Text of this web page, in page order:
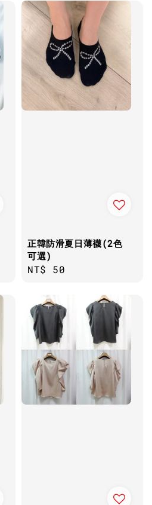
正韓防滑夏日薄襪(2色
可選)
Regular
NT$ 50